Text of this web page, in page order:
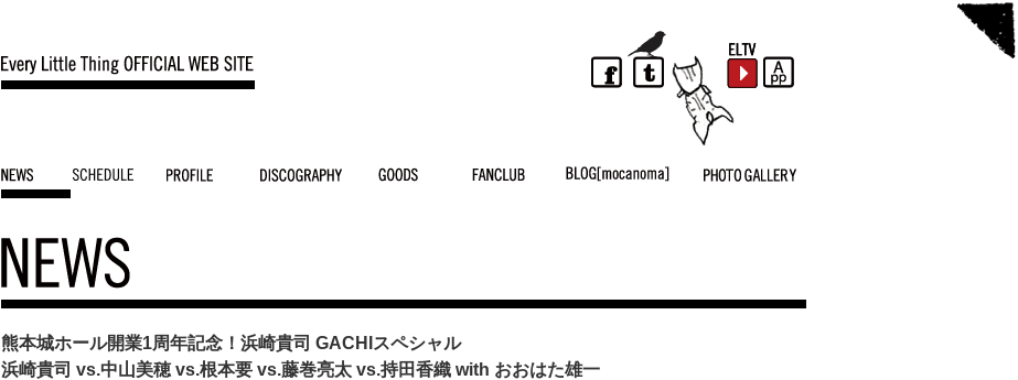
熊本城ホール開業1周年記念！浜崎貴司 GACHIスペシャル
浜崎貴司 vs.中山美穂 vs.根本要 vs.藤巻亮太 vs.持田香織 with おおはた雄一